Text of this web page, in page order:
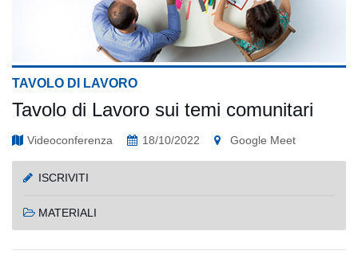
TAVOLO DI LAVORO
Tavolo di Lavoro sui temi comunitari
Videoconferenza 18/10/2022 Google Meet
ISCRIVITI
MATERIALI